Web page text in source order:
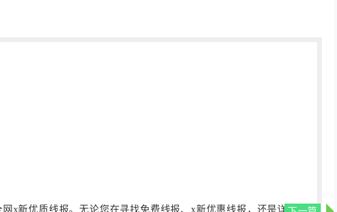
x新优质线报。无论您在寻找免费线报、x新优惠线报，还是详细的